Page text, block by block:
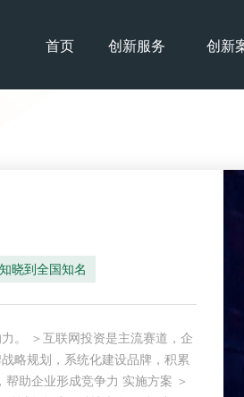
首页 创新服务 创新
晓到全国知名
。 ＞互联网投资是主流赛道，企
略规划，系统化建设品牌，积累
助企业形成竞争力 实施方案 ＞